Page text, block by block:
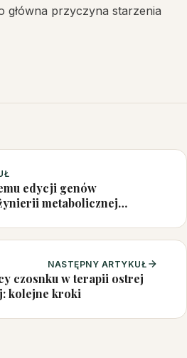
główna przyczyna starzenia
edycji genów
metabolicznej
NASTĘPNY ARTYKUŁ
czosnku w terapii ostrej
kolejne kroki